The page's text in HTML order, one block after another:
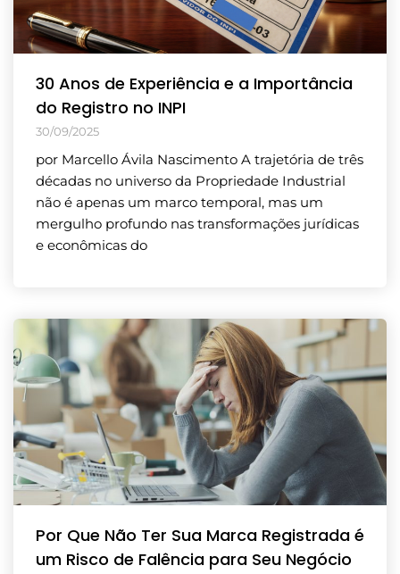
30 Anos de Experiência e a Importância
do Registro no INPI
30/09/2025
por Marcello Ávila Nascimento A trajetória de três
décadas no universo da Propriedade Industrial
não é apenas um marco temporal, mas um
mergulho profundo nas transformações jurídicas
e econômicas do
Por Que Não Ter Sua Marca Registrada é
um Risco de Falência para Seu Negócio